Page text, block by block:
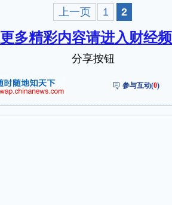
上一页 1 2
更多精彩内容请进入财经
分享按钮
参与互动(0)